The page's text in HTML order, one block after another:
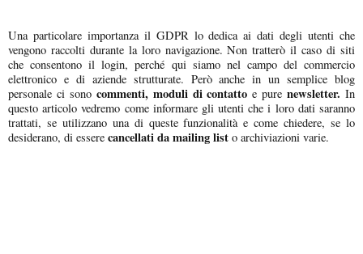
Una particolare importanza il GDPR lo dedica ai dati degli utenti che
vengono raccolti durante la loro navigazione. Non tratterò il caso di siti
che consentono il login, perché qui siamo nel campo del commercio
elettronico e di aziende strutturate. Però anche in un semplice blog
personale ci sono commenti, moduli di contatto e purenewsletter. In
questo articolo vedremo come informare gli utenti che i loro dati saranno
trattati, se utilizzano una di queste funzionalità e come chiedere, se lo
desiderano, di essere cancellati da mailing list o archiviazioni varie.